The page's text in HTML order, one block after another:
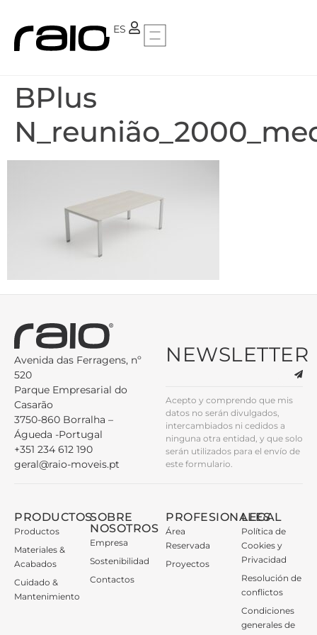
ES
PT
BPlus
Avenida das Ferragens, nº
520
Parque Empresarial do
Casarão
3750-860 Borralha –
Águeda -Portugal
+351 234 612 190
geral@raio-moveis.pt
NEWSLETTER
Acepto y comprendo que mis
datos no serán divulgados,
intercambiados ni cedidos a
ninguna otra entidad, y que solo
serán utilizados para el envío de
este formulario.
PRODUCTOS
Productos
Materiales &
Acabados
Cuidado &
Mantenimiento
SOBRE
NOSOTROS
Empresa
Sostenibilidad
Contactos
PROFESIONALES
Área
Reservada
Proyectos
LEGAL
Política de
Cookies y
Privacidad
Resolución de
conflictos
Condiciones
generales de